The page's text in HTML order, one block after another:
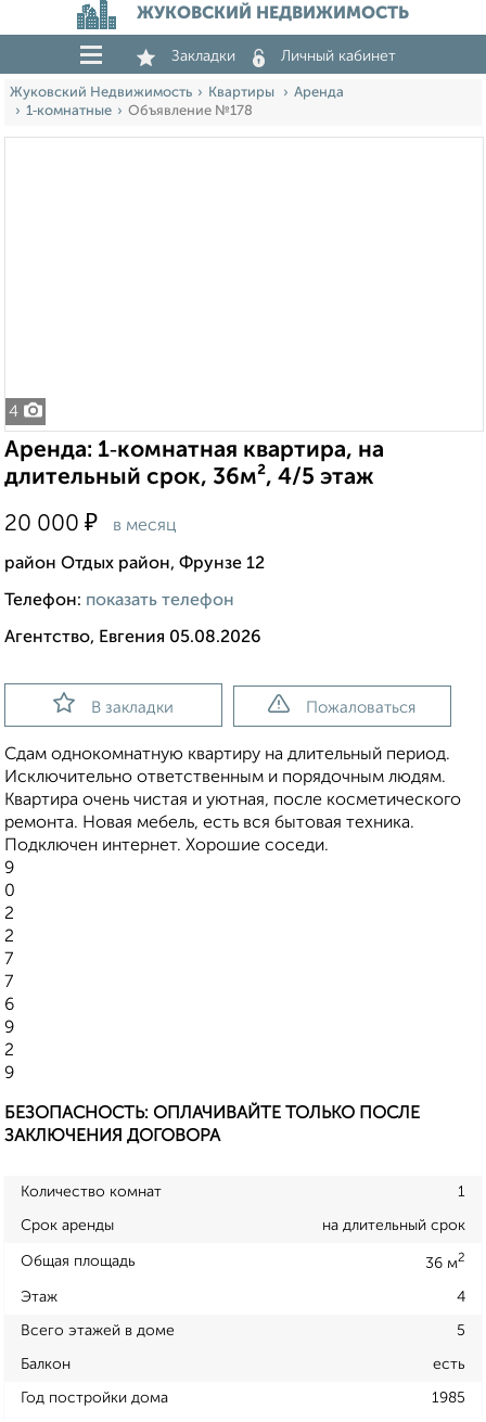
ЖУКОВСКИЙ НЕДВИЖИМОСТЬ
Закладки Личный кабинет
Жуковский Недвижимость Квартиры
Аренда
1‑комнатные
Объявление №178
4
Аренда: 1‑комнатная квартира, на
длительный срок, 36м², 4/5 этаж
20 000 ₽ в месяц
район Отдых район, Фрунзе 12
Телефон: показать телефон
Агентство, Евгения 05.08.2026
В закладки Пожаловаться
Сдам однокомнатную квартиру на длительный период.
Исключительно ответственным и порядочным людям.
Квартира очень чистая и уютная, после косметического
ремонта. Новая мебель, есть вся бытовая техника.
Подключен интернет. Хорошие соседи.
9
0
2
2
7
7
6
9
2
9
БЕЗОПАСНОСТЬ: ОПЛАЧИВАЙТЕ ТОЛЬКО ПОСЛЕ
ЗАКЛЮЧЕНИЯ ДОГОВОРА
Количество комнат 1
Срок аренды на длительный срок
Общая площадь 36 м2
Этаж 4
Всего этажей в доме 5
Балкон есть
Год постройки дома 1985